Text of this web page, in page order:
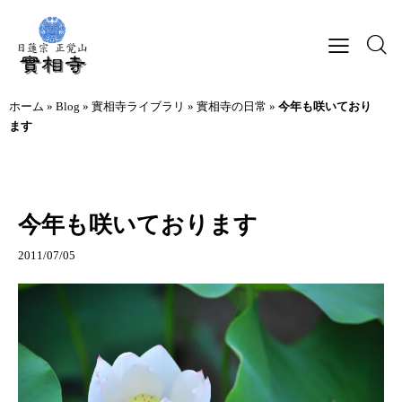
ホーム » Blog » 實相寺ライブラリ » 實相寺の日常 » 今年も咲いており
ます
今年も咲いております
2011/07/05